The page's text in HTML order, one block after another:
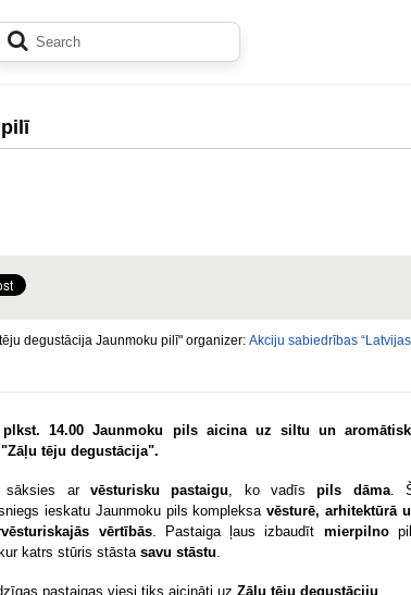
degustācija Jaunmoku pilī" organizer: Akciju sabiedrības “Latvijas
14.00 Jaunmoku pils aicina uz siltu un
tēju degustācija".
sāksies arvēsturisku pastaigu, ko vadīspils dāma.
ieskatu Jaunmoku pils kompleksavēsturē, arhitektūrā
vērtībās. Pastaiga ļaus izbaudīt mierpilno
katrs stūris stāsta savu stāstu.
pastaigas viesi tiks aicināti uz Zāļu tēju degustāciju.